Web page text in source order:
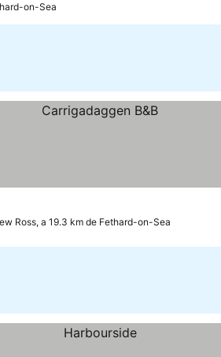
on-Sea
Ross, a 19.3 km de Fethard-on-Sea